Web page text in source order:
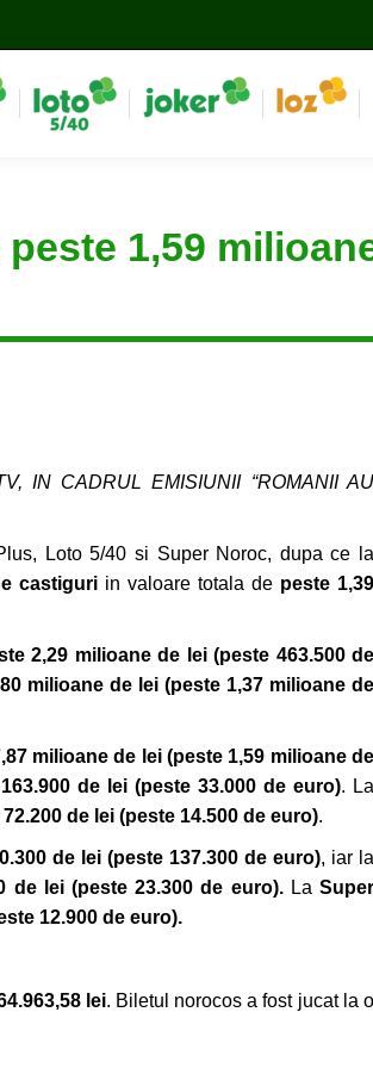
1,59
IN CADRUL EMISIUNII “ROMANII AU
Loto 5/40 si Super Noroc, dupa ce la
castiguriin valoare totala de peste 1,39
2,29 milioane de lei (peste 463.500 de
milioane de lei (peste 1,37 milioane de
milioane de lei (peste 1,59 milioane de
de lei (peste 33.000 de euro). La
de lei (peste 14.500 de euro).
de lei (peste 137.300 de euro), iar la
de lei (peste 23.300 de euro).LaSuper
12.900 de euro).
lei. Biletul norocos a fost jucat la o